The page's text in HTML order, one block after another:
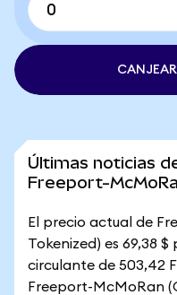
Últimas noticias
Freeport-
El precio actual de
Tokenized) es 69,38
circulante de 503,42
Freeport-McMoRan